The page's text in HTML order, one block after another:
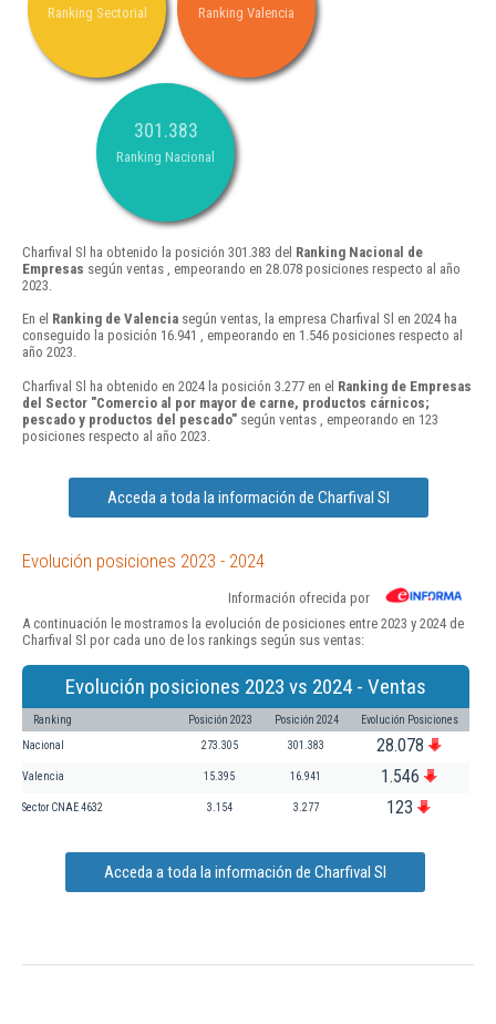
Ranking Sectorial Ranking Valencia
301.383
Ranking Nacional
Charfival Sl ha obtenido la posición 301.383 del Ranking Nacional de
Empresas según ventas , empeorando en 28.078 posiciones respecto al año
2023.
En el Ranking de Valencia según ventas, la empresa Charfival Sl en 2024 ha
conseguido la posición 16.941 , empeorando en 1.546 posiciones respecto al
año 2023.
Charfival Sl ha obtenido en 2024 la posición 3.277 en el Ranking de Empresas
del Sector "Comercio al por mayor de carne, productos cárnicos;
pescado y productos del pescado" según ventas , empeorando en 123
posiciones respecto al año 2023.
Acceda a toda la información de Charfival Sl
Evolución posiciones 2023 - 2024
Información ofrecida por
A continuación le mostramos la evolución de posiciones entre 2023 y 2024 de
Charfival Sl por cada uno de los rankings según sus ventas:
Evolución posiciones 2023 vs 2024 - Ventas
Ranking Posición 2023 Posición 2024 Evolución Posiciones
Nacional 273.305 301.383 28.078
Valencia 15.395 16.941 1.546
Sector CNAE 4632 3.154 3.277 123
Acceda a toda la información de Charfival Sl